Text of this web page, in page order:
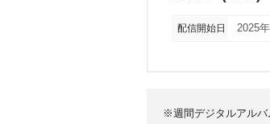
配信開始日 2025
※週間デジタルアルバ